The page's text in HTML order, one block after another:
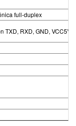
full-duplex
TXD, RXD, GND, VCC5V,